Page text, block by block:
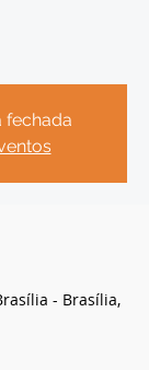
fechada
- Brasília,